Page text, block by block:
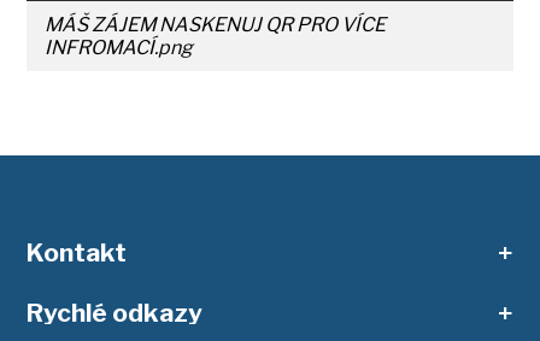
MÁŠ ZÁJEM NASKENUJ QR PRO VÍCE
INFROMACÍ.png
Kontakt
ISŠ Vysoké nad Jizerou
Rychlé odkazy